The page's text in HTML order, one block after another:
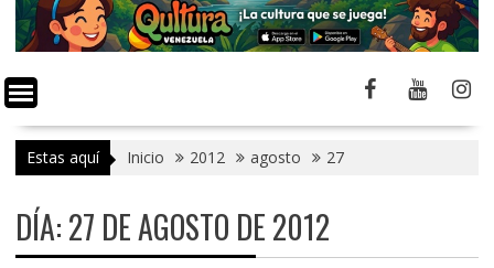
Estas aquí Inicio 2012 agosto 27
DÍA:27 DE AGOSTO DE 2012